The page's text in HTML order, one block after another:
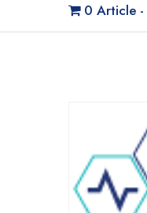
0 Article